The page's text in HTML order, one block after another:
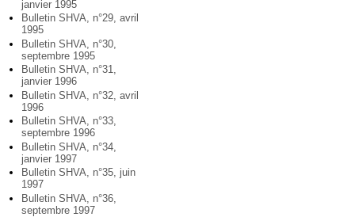
janvier 1995
Bulletin SHVA, n°29, avril
1995
Bulletin SHVA, n°30,
septembre 1995
Bulletin SHVA, n°31,
janvier 1996
Bulletin SHVA, n°32, avril
1996
Bulletin SHVA, n°33,
septembre 1996
Bulletin SHVA, n°34,
janvier 1997
Bulletin SHVA, n°35, juin
1997
Bulletin SHVA, n°36,
septembre 1997